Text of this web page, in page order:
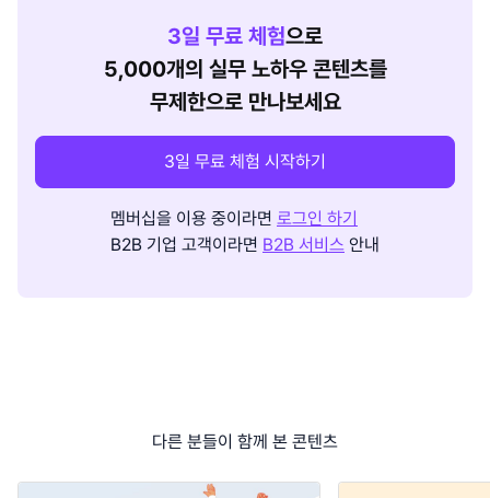
3일 무료 체험으로
5,000개의 실무 노하우 콘텐츠를
무제한으로 만나보세요
3일 무료 체험 시작하기
멤버십을 이용 중이라면 로그인 하기
B2B 기업 고객이라면 B2B 서비스 안내
다른 분들이 함께 본 콘텐츠